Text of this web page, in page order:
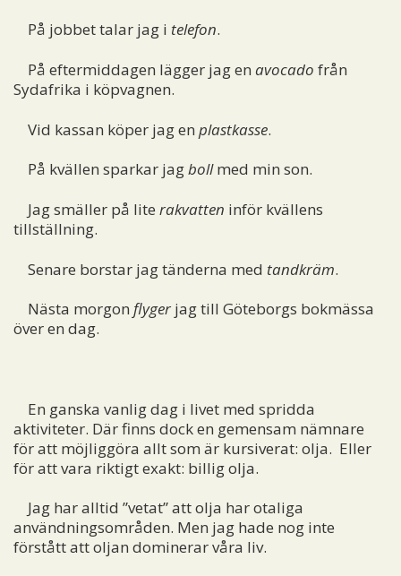
På jobbet talar jag i telefon.
På eftermiddagen lägger jag en avocado från
Sydafrika i köpvagnen.
Vid kassan köper jag en plastkasse.
På kvällen sparkar jagbollmed min son.
Jag smäller på lite rakvatten inför kvällens
tillställning.
Senare borstar jag tänderna med tandkräm.
Nästa morgon flyger jag till Göteborgs bokmässa
över en dag.
En ganska vanlig dag i livet med spridda
aktiviteter. Där finns dock en gemensam nämnare
för att möjliggöra allt som är kursiverat: olja. Eller
för att vara riktigt exakt: billig olja.
Jag har alltid ”vetat” att olja har otaliga
användningsområden. Men jag hade nog inte
förstått att oljan dominerar våra liv.